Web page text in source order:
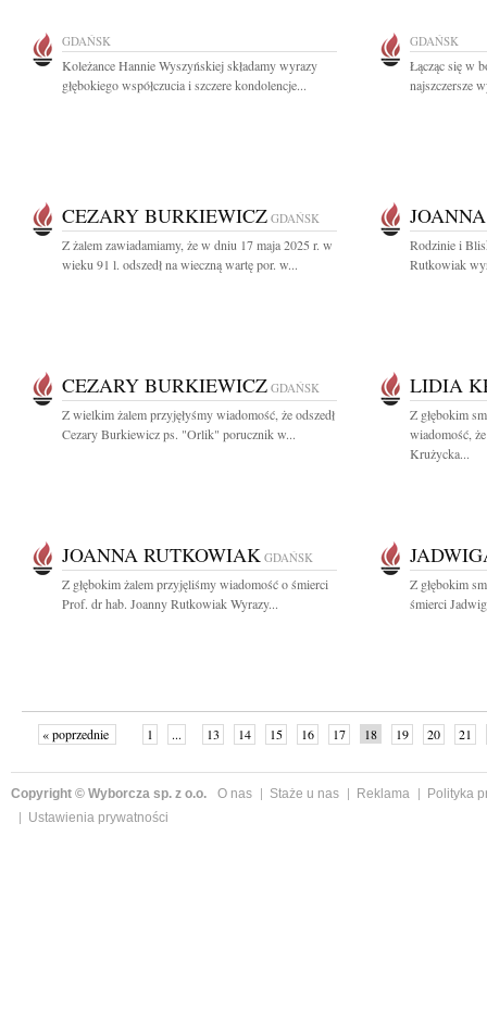
GDAŃSK
Koleżance Hannie Wyszyńskiej składamy wyrazy
głębokiego współczucia i szczere kondolencje...
GDAŃSK
Łącząc się w
najszczersze
CEZARY BURKIEWICZ GDAŃSK
Z żalem zawiadamiamy, że w dniu 17 maja 2025 r. w
wieku 91 l. odszedł na wieczną wartę por. w...
Rodzinie i
Rutkowiak
CEZARY BURKIEWICZ GDAŃSK
Z wielkim żalem przyjęłyśmy wiadomość, że odszedł
Cezary Burkiewicz ps. "Orlik" porucznik w...
LIDIA
Z głębokim
wiadomość,
Krużycka...
JOANNA RUTKOWIAK GDAŃSK
Z głębokim żalem przyjęliśmy wiadomość o śmierci
Prof. dr hab. Joanny Rutkowiak Wyrazy...
Z głębokim
śmierci
« poprzednie 1 ... 13 14 15 16 17 18 19 20
21
Copyright © Wyborcza sp. z o.o. O nas Staże u nas Reklama
Polityka
Ustawienia prywatności